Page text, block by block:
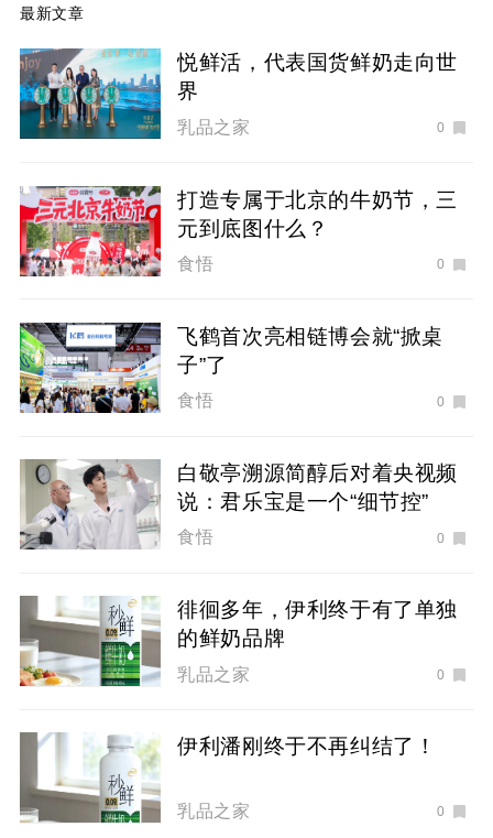
最新文章
悦鲜活，代表国货鲜奶走向世
界
乳品之家 0
打造专属于北京的牛奶节，三
元到底图什么？
食悟 0
飞鹤首次亮相链博会就“掀桌
子”了
食悟 0
白敬亭溯源简醇后对着央视频
说：君乐宝是一个“细节控”
食悟 0
徘徊多年，伊利终于有了单独
的鲜奶品牌
乳品之家 0
伊利潘刚终于不再纠结了！
乳品之家 0